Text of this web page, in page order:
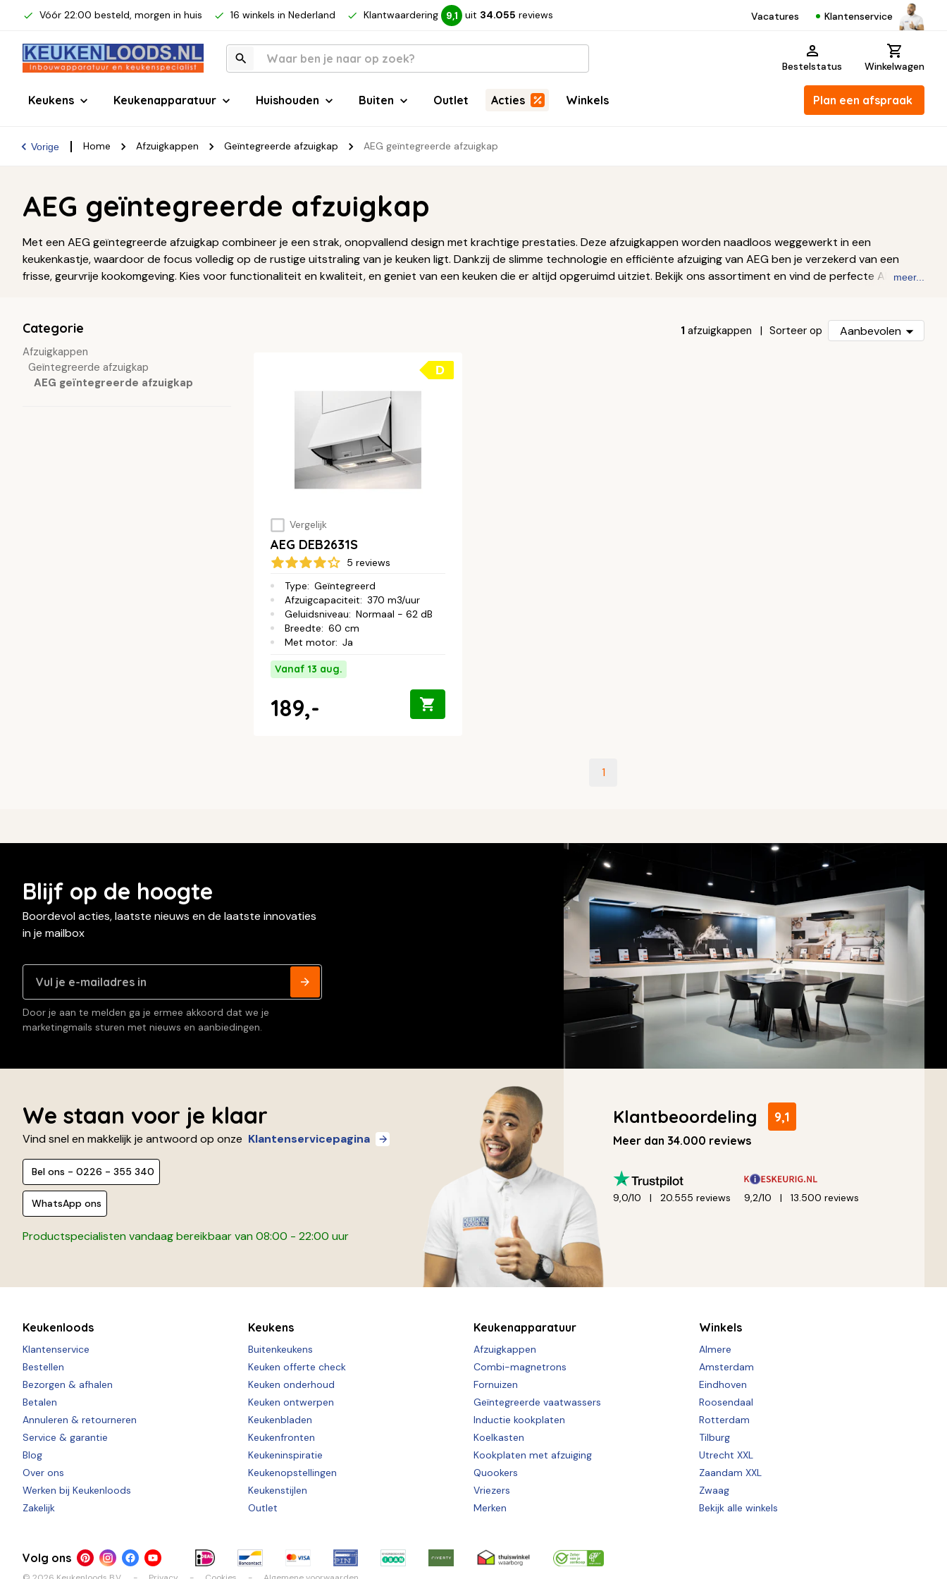
Vóór 22:00 besteld, morgen in huis 16 winkels in Nederland Klantwaardering 9,1 uit 34.055 reviews Vacatures Klantenservice
Bestelstatus Winkelwagen
Keukens Keukenapparatuur Huishouden Buiten Outlet Acties Winkels Plan een afspraak
Vorige Home Afzuigkappen Geïntegreerde afzuigkap AEG geïntegreerde afzuigkap
AEG geïntegreerde afzuigkap
Met een AEG geïntegreerde afzuigkap combineer je een strak, onopvallend design met krachtige prestaties. Deze afzuigkappen worden naadloos weggewerkt in een
keukenkastje, waardoor de focus volledig op de rustige uitstraling van je keuken ligt. Dankzij de slimme technologie en efficiënte afzuiging van AEG ben je verzekerd van een
frisse, geurvrije kookomgeving. Kies voor functionaliteit en kwaliteit, en geniet van een keuken die er altijd opgeruimd uitziet. Bekijk ons assortiment en vind de perfecte AEGmeer...
1 afzuigkappen Sorteer op Aanbevolen
D
Vergelijk
AEG DEB2631S
5 reviews
Type: Geïntegreerd
Afzuigcapaciteit: 370 m3/uur
Geluidsniveau: Normaal - 62 dB
Breedte: 60 cm
Met motor: Ja
Vanaf 13 aug.
189,-
1
Categorie
Afzuigkappen
Geïntegreerde afzuigkap
AEG geïntegreerde afzuigkap
Blijf op de hoogte
Boordevol acties, laatste nieuws en de laatste innovaties
in je mailbox
Door je aan te melden ga je ermee akkoord dat we je
marketingmails sturen met nieuws en aanbiedingen.
We staan voor je klaar
Vind snel en makkelijk je antwoord op onze Klantenservicepagina
Bel ons - 0226 - 355 340
WhatsApp ons
Productspecialisten vandaag bereikbaar van 08:00 - 22:00 uur
Klantbeoordeling 9,1
Meer dan 34.000 reviews
9,0/10 20.555 reviews 9,2/10 13.500 reviews
Keukenloods
Klantenservice
Bestellen
Bezorgen & afhalen
Betalen
Annuleren & retourneren
Service & garantie
Blog
Over ons
Werken bij Keukenloods
Zakelijk
Keukens
Buitenkeukens
Keuken offerte check
Keuken onderhoud
Keuken ontwerpen
Keukenbladen
Keukenfronten
Keukeninspiratie
Keukenopstellingen
Keukenstijlen
Outlet
Keukenapparatuur
Afzuigkappen
Combi-magnetrons
Fornuizen
Geïntegreerde vaatwassers
Inductie kookplaten
Koelkasten
Kookplaten met afzuiging
Quookers
Vriezers
Merken
Winkels
Almere
Amsterdam
Eindhoven
Roosendaal
Rotterdam
Tilburg
Utrecht XXL
Zaandam XXL
Zwaag
Bekijk alle winkels
Volg ons